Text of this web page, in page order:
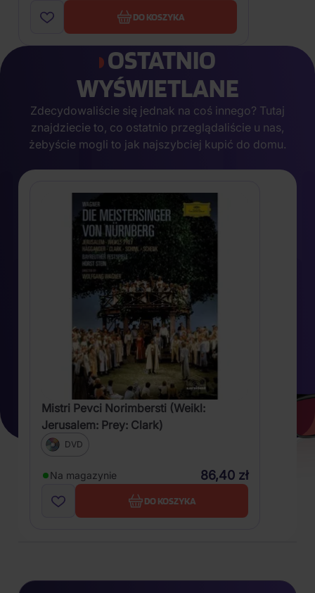
DO KOSZYKA
OSTATNIO
WYŚWIETLANE
Zdecydowaliście się jednak na coś innego? Tutaj
znajdziecie to, co ostatnio przeglądaliście u nas,
żebyście mogli to jak najszybciej kupić do domu.
Mistri Pevci Norimbersti (Weikl:
Jerusalem: Prey: Clark)
DVD
Na magazynie 86,40 zł
DO KOSZYKA